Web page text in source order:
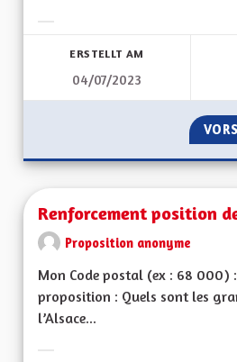
ERSTELLT AM
04/07/2023
Renforcement position
Proposition anonyme
Mon Code postal (ex : 68 000)
proposition : Quels sont les
l’Alsace...